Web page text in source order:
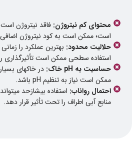
محتوای کم نیتروژن: فاقد نیتروژن
است؛ ممکن است به کود نیتروژن اضافی
حلالیت محدود: بهترین عملکرد را
استفاده سطحی ممکن است
حساسیت به pH خاک:
در خاکهای
ممکن است نیاز به تنظیم pH باشد.
احتمال رواناب: استفاده بیشازحد
منابع آبی اطراف را تحت تأثیر قرار دهد.